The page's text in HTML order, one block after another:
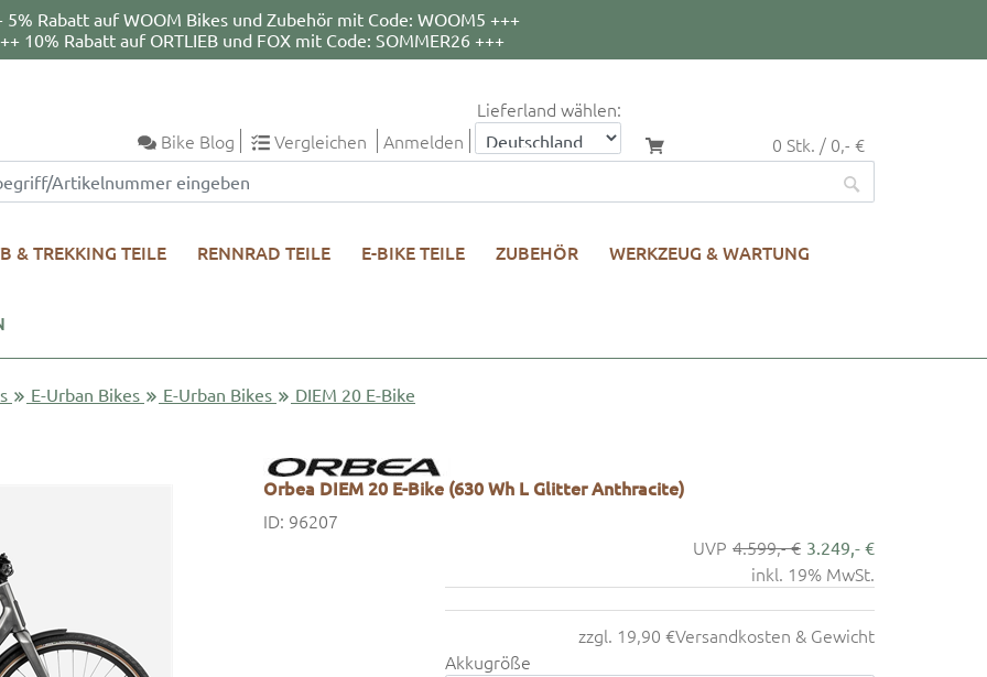
5% Rabatt auf WOOM Bikes und Zubehör mit Code: WOOM5 +++
10% Rabatt auf ORTLIEB und FOX mit Code: SOMMER26 +++
Bike Blog Vergleichen Anmelden
Lieferland wählen:
0 Stk. / 0,- €
& TREKKING TEILE RENNRAD TEILE E-BIKE TEILE ZUBEHÖR WERKZEUG & WARTUNG
E-Urban Bikes E-Urban Bikes DIEM 20 E-Bike
Orbea DIEM 20 E-Bike (630 Wh L Glitter Anthracite)
ID: 96207
4.599,- € 3.249,- €
inkl. 19% MwSt.
zzgl. 19,90 €Versandkosten & Gewicht
Akkugröße